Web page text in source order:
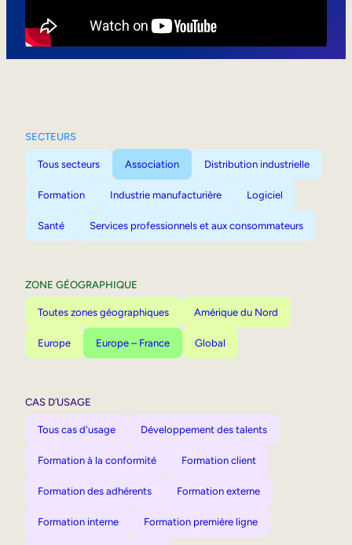
SECTEURS
Tous secteurs Association Distribution industrielle
Formation Industrie manufacturière Logiciel
Santé Services professionnels et aux consommateurs
ZONE GÉOGRAPHIQUE
Toutes zones géographiques Amérique du Nord
Europe Europe – France Global
CAS D’USAGE
Tous cas d'usage Développement des talents
Formation à la conformité Formation client
Formation des adhérents Formation externe
Formation interne Formation première ligne